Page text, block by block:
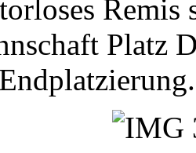
Remis
Platz